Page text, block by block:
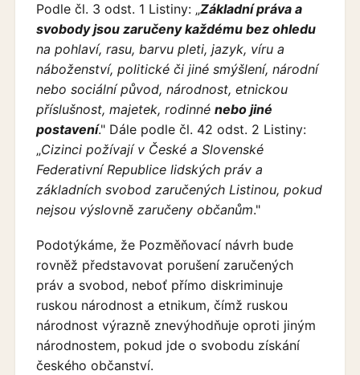
Podle čl. 3 odst. 1 Listiny: „Základní práva a
svobody jsou zaručeny každému bez ohledu
na pohlaví, rasu, barvu pleti, jazyk, víru a
náboženství, politické či jiné smýšlení, národní
nebo sociální původ, národnost, etnickou
příslušnost, majetek, rodinné nebo jiné
postavení." Dále podle čl. 42 odst. 2 Listiny:
„Cizinci požívají v České a Slovenské
Federativní Republice lidských práv a
základních svobod zaručených Listinou, pokud
nejsou výslovně zaručeny občanům."
Podotýkáme, že Pozměňovací návrh bude
rovněž představovat porušení zaručených
práv a svobod, neboť přímo diskriminuje
ruskou národnost a etnikum, čímž ruskou
národnost výrazně znevýhodňuje oproti jiným
národnostem, pokud jde o svobodu získání
českého občanství.